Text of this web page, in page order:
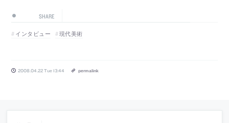
SHARE
インタビュー 現代美術
2008.04.22 Tue 13:44 permalink